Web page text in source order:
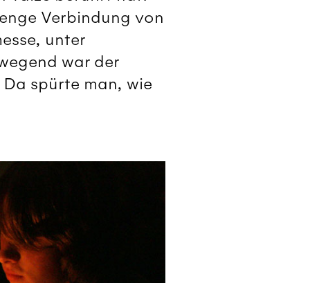
Verbindung von
unter
war der
spürte man, wie